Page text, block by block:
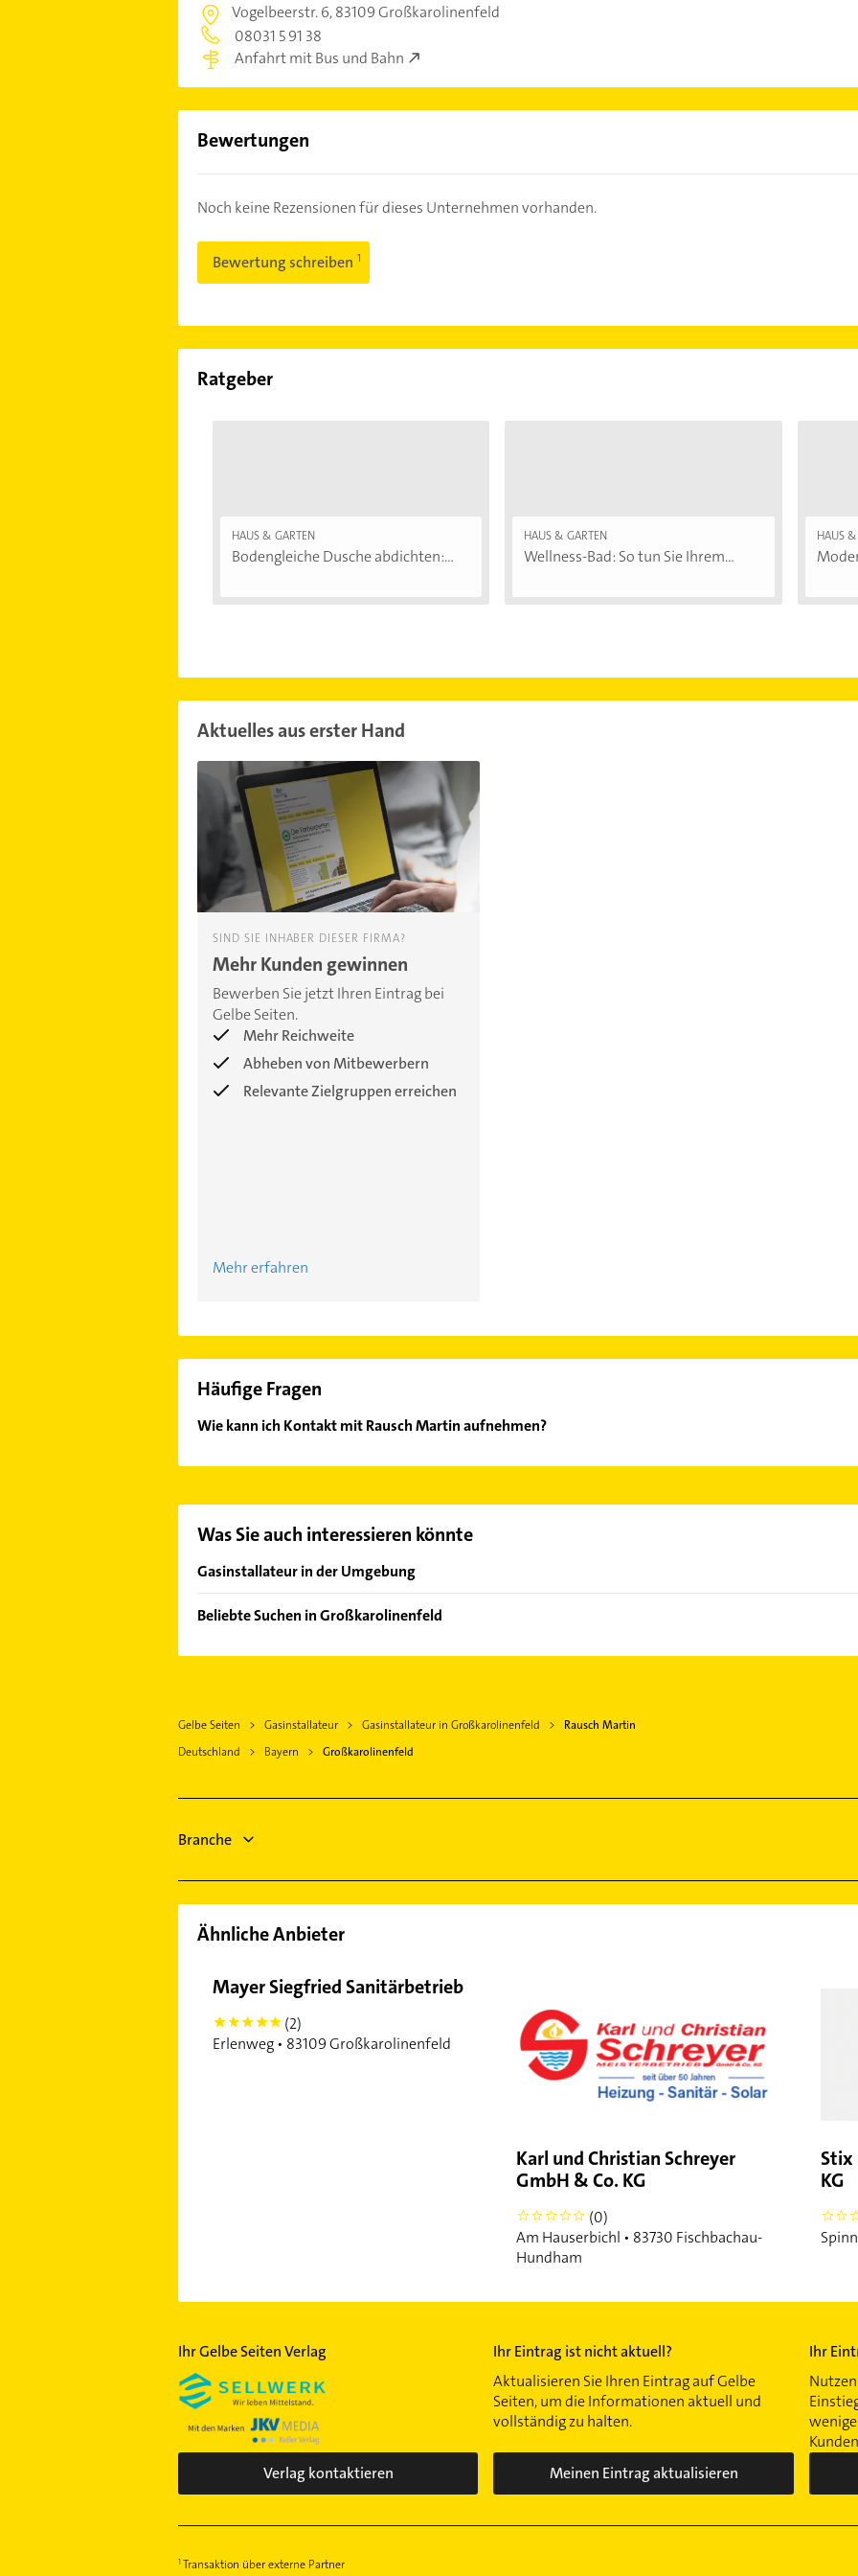
Vogelbeerstr. 6,83109 Großkarolinenfeld
08031 5 91 38
Anfahrt mit Bus und Bahn
Bewertungen
Noch keine Rezensionen für dieses Unternehmen vorhanden.
Bewertung schreiben
Ratgeber
HAUS & GARTEN
Bodengleiche Dusche abdichten:...
HAUS & GARTEN
Wellness-Bad: So tun Sie Ihrem...
HAUS
Aktuelles aus erster Hand
SIND SIE INHABER DIESER FIRMA?
Mehr Kunden gewinnen
Bewerben Sie jetzt Ihren Eintrag bei
Gelbe Seiten.
Mehr Reichweite
Abheben von Mitbewerbern
Relevante Zielgruppen erreichen
Mehr erfahren
Häufige Fragen
Wie kann ich Kontakt mit Rausch Martin aufnehmen?
Was Sie auch interessieren könnte
Gasinstallateur in der Umgebung
Rosenheim Oberbayern
Schechen
Frasdorf
Feldkirchen-Westerham
Beliebte Suchen in Großkarolinenfeld
Dachdecker
Putzfrau
Lackiererei
Gelbe Seiten Gasinstallateur Gasinstallateur in Großkarolinenfeld
Rausch Martin
Deutschland
Bayern Großkarolinenfeld
Branche
Ähnliche Anbieter
Mayer Siegfried Sanitärbetrieb
5
(2)
Erlenweg • 83109 Großkarolinenfeld
Karl und Christian Schreyer
GmbH & Co. KG
0
(0)
Am Hauserbichl • 83730 Fischbachau-
Hundham
Stix
KG
0
Ihr Gelbe Seiten Verlag
Verlag kontaktieren
Ihr Eintrag ist nicht aktuell?
Aktualisieren Sie Ihren Eintrag auf Gelbe
Seiten, um die Informationen aktuell und
vollständig zu halten.
Meinen Eintrag aktualisieren
Ihr
Transaktion über externe Partner